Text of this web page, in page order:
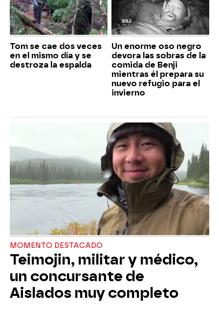
Tom se cae dos veces
en el mismo día y se
destroza la espalda
Un enorme oso negro
devora las sobras de la
comida de Benji
mientras él prepara su
nuevo refugio para el
invierno
MOMENTO DESTACADO
Teimojin, militar y médico,
un concursante de
Aislados muy completo